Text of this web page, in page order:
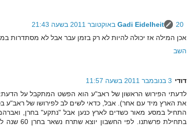
Gadi Eidelheit
20 באוקטובר 2011 בשעה 21:43
אכן המילה אז יכולה להיות לא רק בזמן עבר אבל לא מסתדרות
השב
דודי 3 בנובמבר 2011 בשעה 11:57
לדעתי הפירוש הראשון של ראב"ע הוא הפשט המתקבל על
את הארץ מיד עם אחר). אבל, כדאי לשים לב לפירושו של
התחיל במסע מאור כשדים לארץ כנען אבל "נתקע" בחרן,
בתחילת